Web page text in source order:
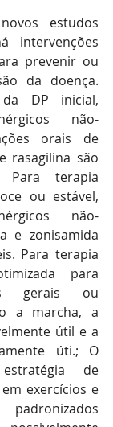
estudos
intervenções
prevenir ou
da doença.
DP inicial,
não-
orais de
rasagilina são
Para terapia
ou estável,
não-
e zonisamida
Para terapia
para
gerais ou
a marcha, a
útil e a
úti.; O
de
exercícios e